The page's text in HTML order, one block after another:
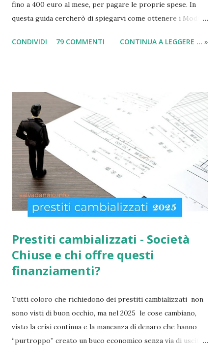
fino a 400 euro al mese, per pagare le proprie spese. In
questa guida cercherò di spiegarvi come ottenere i Moduli
(per il sussidio di 400 euro al mese per nucleo familiare),
con più di 65 anni d'età e minori fino a 3 anni di età. Infatti
come indicato per quest’ultimi è necessario fare domanda
per la social card acquisti straordinaria ). Per chi non lo
sapesse, tutto è gestito e determinato in base alle norme
imposte con la nuova legge di aiuto e sostegno per le
famiglie italiane. Ricordo che le domande potranno essere
presentate da tutti i cittadini italiani, cittadini comunitari e
anche extracom...
CONDIVIDI 79 COMMENTI CONTINUA A LEGGERE ... »
Prestiti cambializzati - Società
Chiuse e chi offre questi
finanziamenti?
Tutti coloro che richiedono dei prestiti cambializzati non
sono visti di buon occhio, ma nel 2025 le cose cambiano,
visto la crisi continua e la mancanza di denaro che hanno
“purtroppo” creato un buco economico senza via di uscita